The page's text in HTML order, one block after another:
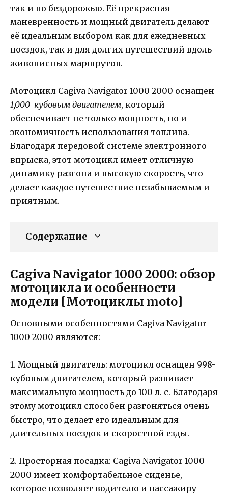
так и по бездорожью. Её прекрасная
маневренность и мощный двигатель делают
её идеальным выбором как для ежедневных
поездок, так и для долгих путешествий вдоль
живописных маршрутов.
Мотоцикл Cagiva Navigator 1000 2000 оснащен
1,000-кубовым двигателем, который
обеспечивает не только мощность, но и
экономичность использования топлива.
Благодаря передовой системе электронного
впрыска, этот мотоцикл имеет отличную
динамику разгона и высокую скорость, что
делает каждое путешествие незабываемым и
приятным.
Содержание
Cagiva Navigator 1000 2000: обзор
мотоцикла и особенности
модели [Мотоциклы moto]
Основными особенностями Cagiva Navigator
1000 2000 являются:
1. Мощный двигатель: мотоцикл оснащен 998-
кубовым двигателем, который развивает
максимальную мощность до 100 л. с. Благодаря
этому мотоцикл способен разгоняться очень
быстро, что делает его идеальным для
длительных поездок и скоростной езды.
2. Просторная посадка: Cagiva Navigator 1000
2000 имеет комфортабельное сиденье,
которое позволяет водителю и пассажиру